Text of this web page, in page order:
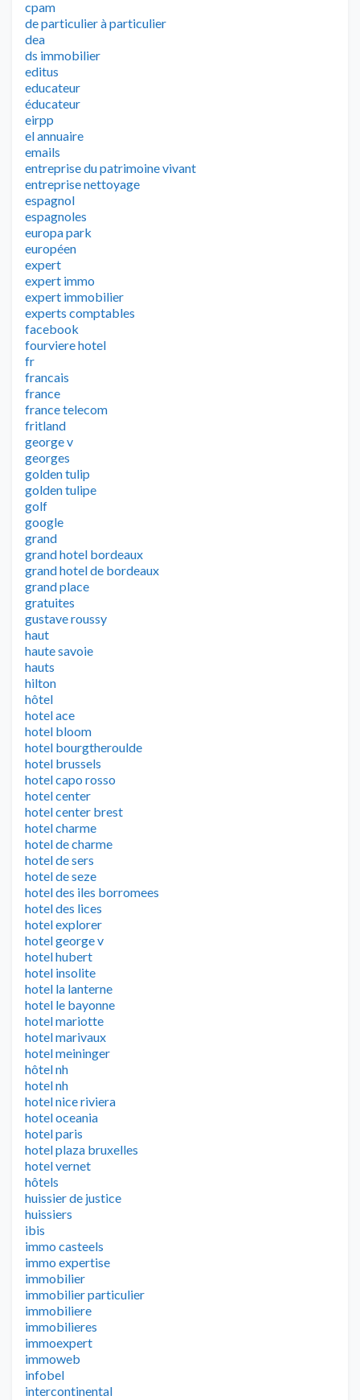
cpam
de particulier à particulier
dea
ds immobilier
editus
educateur
éducateur
eirpp
el annuaire
emails
entreprise du patrimoine vivant
entreprise nettoyage
espagnol
espagnoles
europa park
européen
expert
expert immo
expert immobilier
experts comptables
facebook
fourviere hotel
fr
francais
france
france telecom
fritland
george v
georges
golden tulip
golden tulipe
golf
google
grand
grand hotel bordeaux
grand hotel de bordeaux
grand place
gratuites
gustave roussy
haut
haute savoie
hauts
hilton
hôtel
hotel ace
hotel bloom
hotel bourgtheroulde
hotel brussels
hotel capo rosso
hotel center
hotel center brest
hotel charme
hotel de charme
hotel de sers
hotel de seze
hotel des iles borromees
hotel des lices
hotel explorer
hotel george v
hotel hubert
hotel insolite
hotel la lanterne
hotel le bayonne
hotel mariotte
hotel marivaux
hotel meininger
hôtel nh
hotel nh
hotel nice riviera
hotel oceania
hotel paris
hotel plaza bruxelles
hotel vernet
hôtels
huissier de justice
huissiers
ibis
immo casteels
immo expertise
immobilier
immobilier particulier
immobiliere
immobilieres
immoexpert
immoweb
infobel
intercontinental